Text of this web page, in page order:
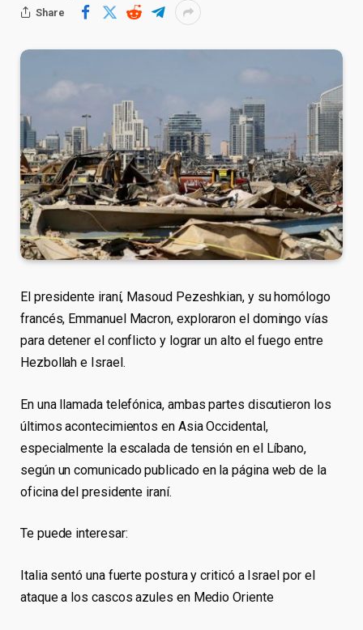
Share
El presidente iraní, Masoud Pezeshkian, y su homólogo
francés, Emmanuel Macron, exploraron el domingo vías
para detener el conflicto y lograr un alto el fuego entre
Hezbollah e Israel.
En una llamada telefónica, ambas partes discutieron los
últimos acontecimientos en Asia Occidental,
especialmente la escalada de tensión en el Líbano,
según un comunicado publicado en la página web de la
oficina del presidente iraní.
Te puede interesar:
Italia sentó una fuerte postura y criticó a Israel por el
ataque a los cascos azules en Medio Oriente